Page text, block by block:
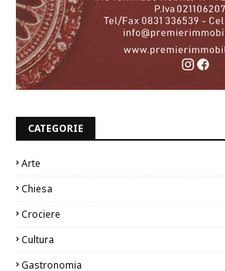
CATEGORIE
Arte
Chiesa
Crociere
Cultura
Gastronomia